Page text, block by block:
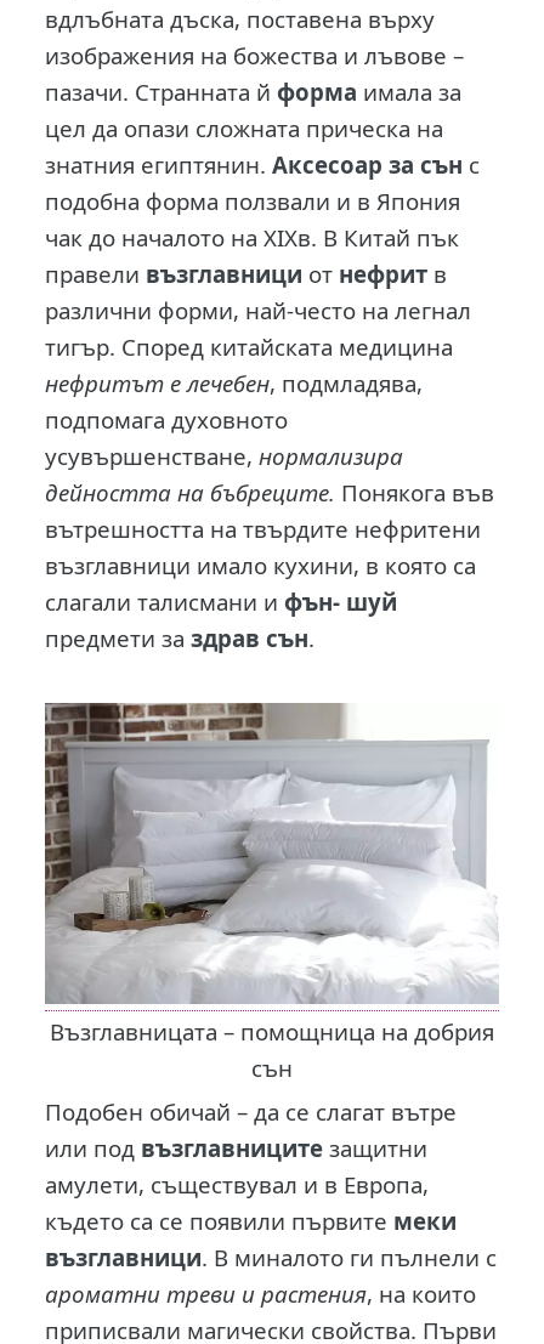
вдлъбната дъска, поставена върху
изображения на божества и лъвове –
пазачи. Странната йформа имала за
цел да опази сложната прическа на
знатния египтянин.Аксесоар за сън с
подобна форма ползвали и в Япония
чак до началото на ХIХв. В Китай пък
правели възглавници от нефрит в
различни форми, най-често на легнал
тигър. Според китайската медицина
нефритът е лечебен, подмладява,
подпомага духовното
усувършенстване,нормализира
дейността на бъбреците. Понякога във
вътрешността на твърдите нефритени
възглавници имало кухини, в която са
слагали талисмани ифън- шуй
предмети заздрав сън.
Възглавницата – помощница на добрия
сън
Подобен обичай – да се слагат вътре
или под възглавниците защитни
амулети, съществувал и в Европа,
където са се появили първите меки
възглавници. В миналото ги пълнели с
ароматни треви и растения, на които
приписвали магически свойства. Първи